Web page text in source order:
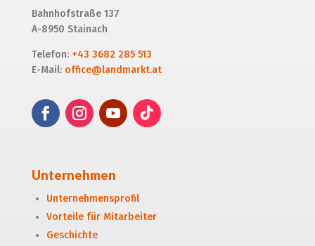
Bahnhofstraße 137
A-8950 Stainach
Telefon: +43 3682 285 513
E-Mail: office@landmarkt.at
Unternehmen
Unternehmensprofil
Vorteile für Mitarbeiter
Geschichte